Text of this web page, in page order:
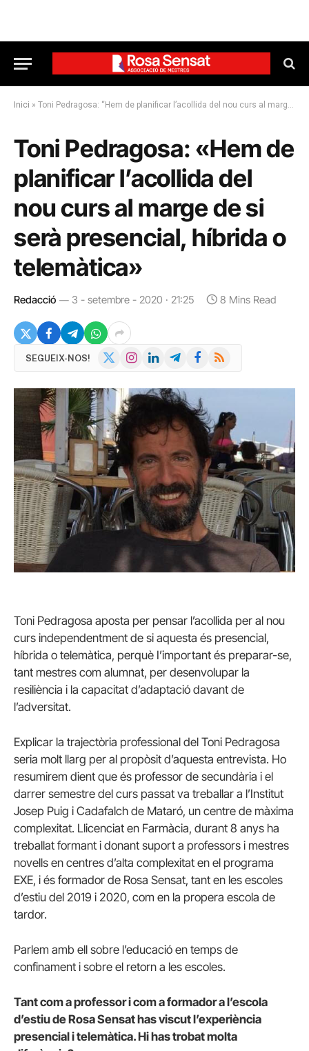
Inici » Toni Pedragosa: “Hem de planificar l’acollida del nou curs al marge de si serà presencial, híbrida o telemàtica”
Toni Pedragosa: «Hem de
planificar l’acollida del
nou curs al marge de si
serà presencial, híbrida o
telemàtica»
Redacció 3 - setembre - 2020 · 21:25 8 Mins Read
SEGUEIX-NOS!
X
InstagramLinkedInTelegramFacebook
RSS
Toni Pedragosa aposta per pensar l’acollida per al nou
curs independentment de si aquesta és presencial,
híbrida o telemàtica, perquè I’important és preparar-se,
tant mestres com alumnat, per desenvolupar la
resiliència i la capacitat d’adaptació davant de
l’adversitat.
Explicar la trajectòria professional del Toni Pedragosa
seria molt llarg per al propòsit d’aquesta entrevista. Ho
resumirem dient que és professor de secundària i el
darrer semestre del curs passat va treballar a l’Institut
Josep Puig i Cadafalch de Mataró, un centre de màxima
complexitat. Llicenciat en Farmàcia, durant 8 anys ha
treballat formant i donant suport a professors i mestres
novells en centres d’alta complexitat en el programa
EXE, i és formador de Rosa Sensat, tant en les escoles
d’estiu del 2019 i 2020, com en la propera escola de
tardor.
Parlem amb ell sobre l’educació en temps de
confinament i sobre el retorn a les escoles.
Tant com a professor i com a formador a l’escola
d’estiu de Rosa Sensat has viscut l’experiència
presencial i telemàtica. Hi has trobat molta